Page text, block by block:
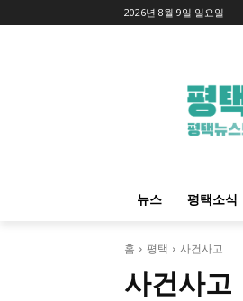
2026년 8월 9일 일요일
뉴스 평택소식
홈 평택 사건사고
사건사고